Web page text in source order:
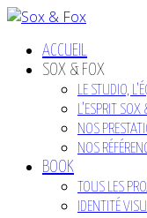
ACCUEIL
SOX & FOX
LE STUDIO,
L’ESPRIT
NOS
NOS
BOOK
TOUS LES
IDENTITÉ